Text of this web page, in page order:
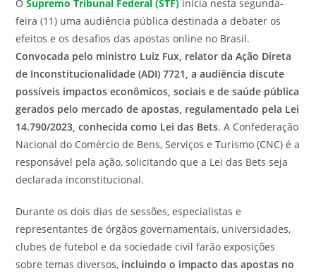
OSupremo Tribunal Federal (STF) inicia nesta segunda-
feira (11) uma audiência pública destinada a debater os
efeitos e os desafios das apostas online no Brasil.
Convocada pelo ministro Luiz Fux, relator da Ação Direta
de Inconstitucionalidade (ADI) 7721, a audiência discute
possíveis impactos econômicos, sociais e de saúde pública
gerados pelo mercado de apostas, regulamentado pela Lei
14.790/2023, conhecida como Lei das Bets. A Confederação
Nacional do Comércio de Bens, Serviços e Turismo (CNC) é a
responsável pela ação, solicitando que a Lei das Bets seja
declarada inconstitucional.
Durante os dois dias de sessões, especialistas e
representantes de órgãos governamentais, universidades,
clubes de futebol e da sociedade civil farão exposições
sobre temas diversos, incluindo o impacto das apostas no